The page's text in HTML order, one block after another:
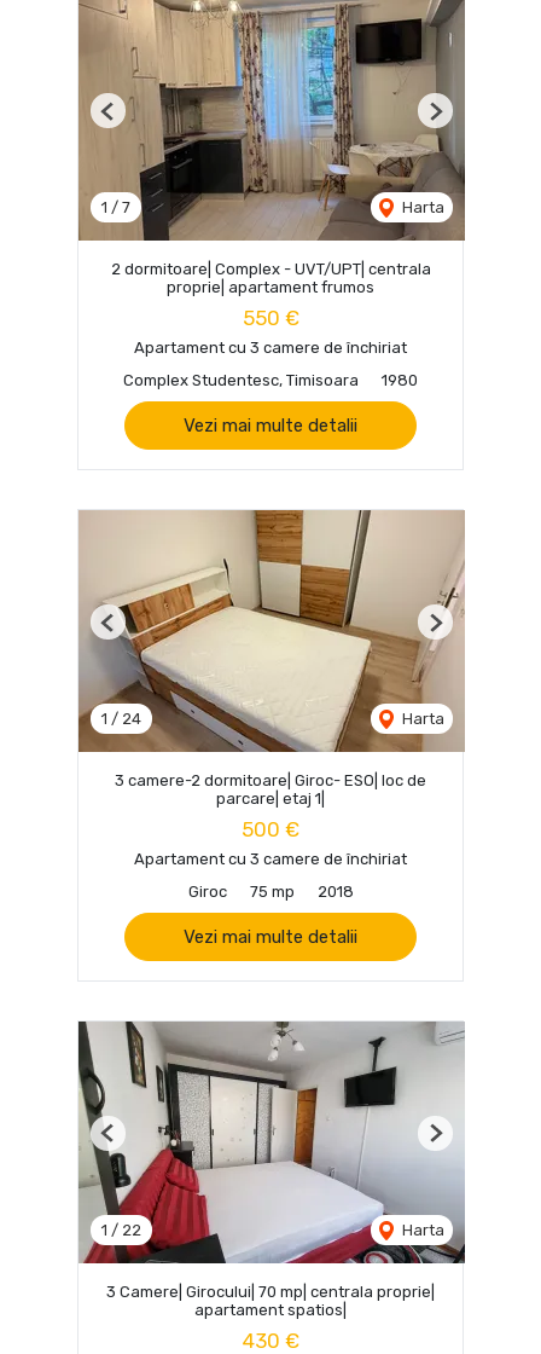
1 / 7 Harta
Previous Next
2 dormitoare| Complex - UVT/UPT| centrala
proprie| apartament frumos
550 €
Apartament cu 3 camere de închiriat
Complex Studentesc, Timisoara
1980
Vezi mai multe detalii
1 / 24 Harta
Previous Next
3 camere-2 dormitoare| Giroc- ESO| loc de
parcare| etaj 1|
500 €
Apartament cu 3 camere de închiriat
Giroc
75 mp 2018
Vezi mai multe detalii
1 / 22 Harta
Previous Next
3 Camere| Girocului| 70 mp| centrala proprie|
apartament spatios|
430 €